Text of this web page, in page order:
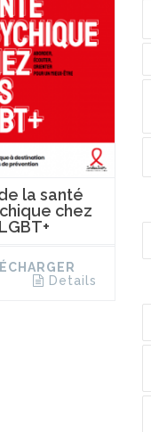
la santé
chez
Details